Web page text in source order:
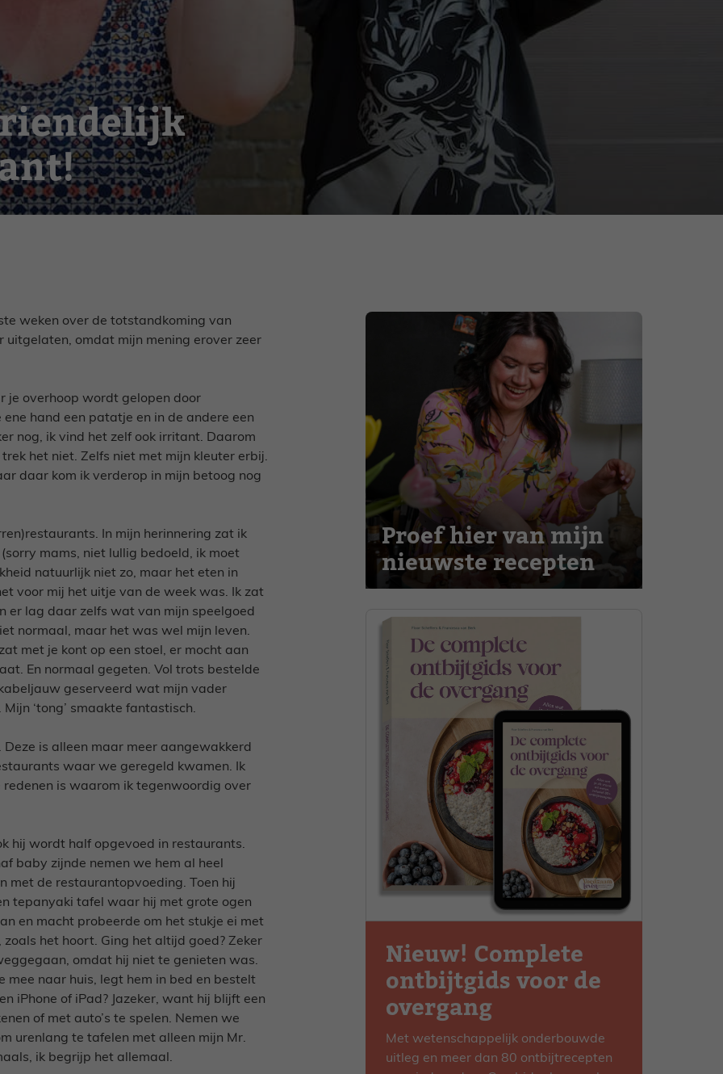
weken over de totstandkoming van
uitgelaten, omdat mijn mening erover zeer
je overhoop wordt gelopen door
hand een patatje en in de andere een
nog, ik vind het zelf ook irritant. Daarom
het niet. Zelfs niet met mijn kleuter erbij.
daar kom ik verderop in mijn betoog nog
In mijn herinnering zat ik
mams, niet lullig bedoeld, ik moet
natuurlijk niet zo, maar het eten in
voor mij het uitje van de week was. Ik zat
er lag daar zelfs wat van mijn speelgoed
normaal, maar het was wel mijn leven.
met je kont op een stoel, er mocht aan
En normaal gegeten. Vol trots bestelde
geserveerd wat mijn vader
‘tong’ smaakte fantastisch.
Deze is alleen maar meer aangewakkerd
waar we geregeld kwamen. Ik
is waarom ik tegenwoordig over
hij wordt half opgevoed in restaurants.
baby zijnde nemen we hem al heel
met de restaurantopvoeding. Toen hij
tepanyaki tafel waar hij met grote ogen
en macht probeerde om het stukje ei met
het hoort. Ging het altijd goed? Zeker
omdat hij niet te genieten was.
mee naar huis, legt hem in bed en bestelt
iPhone of iPad? Jazeker, want hij blijft een
of met auto’s te spelen. Nemen we
urenlang te tafelen met alleen mijn Mr.
ik begrijp het allemaal.
Proef hier van mijn
nieuwste recepten
Nieuw! Complete
ontbijtgids voor de
overgang
Met wetenschappelijk onderbouwde
uitleg en meer dan 80 ontbijtrecepten